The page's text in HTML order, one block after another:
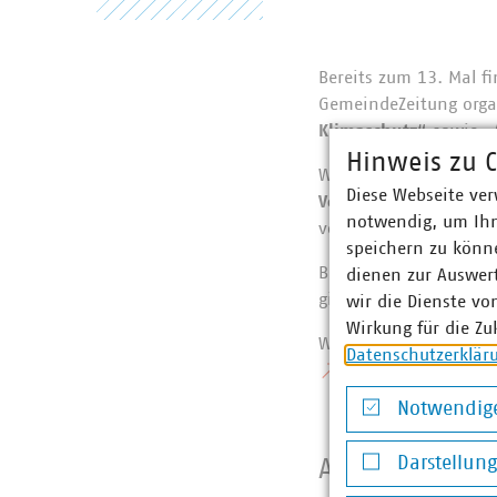
Bereits zum 13. Mal
GemeindeZeitung
Klimaschutz“ sowie „
Wir verlosen exklusiv
Vortragsslot, bei dem
vorstellen können.
Bei Interesse an
gilt das First-come-
Weitere
hier.
Hinweis zu
Diese Webseite
notwendig, um
speichern zu
dienen zur
wir die Dienste
Wirkung für die
Notwendige
Darstellung